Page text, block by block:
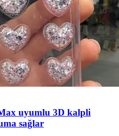
uyumlu 3D kalpli
sağlar